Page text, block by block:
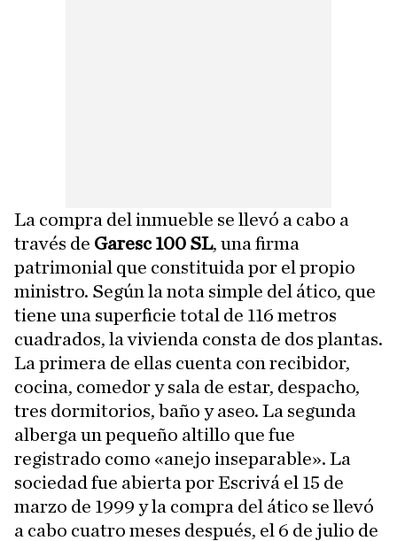
La compra del inmueble se llevó a cabo a
través de Garesc 100 SL, una firma
patrimonial que constituida por el propio
ministro. Según la nota simple del ático, que
tiene una superficie total de 116 metros
cuadrados, la vivienda consta de dos plantas.
La primera de ellas cuenta con recibidor,
cocina, comedor y sala de estar, despacho,
tres dormitorios, baño y aseo. La segunda
alberga un pequeño altillo que fue
registrado como «anejo inseparable». La
sociedad fue abierta por Escrivá el 15 de
marzo de 1999 y la compra del ático se llevó
a cabo cuatro meses después, el 6 de julio de